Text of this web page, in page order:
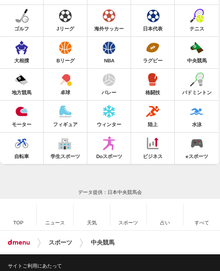
ゴルフ Jリーグ 海外サッカー 日本代表 テニス
大相撲 Bリーグ NBA ラグビー 中央競馬
地方競馬 卓球 バレー 格闘技 バドミントン
モーター フィギュア ウィンター 陸上 水泳
自転車 学生スポーツ Doスポーツ ビジネス eスポーツ
データ提供：日本中央競馬会
TOP ニュース 天気 スポーツ 占い すべて
スポーツ 中央競馬
サイトご利用にあたって